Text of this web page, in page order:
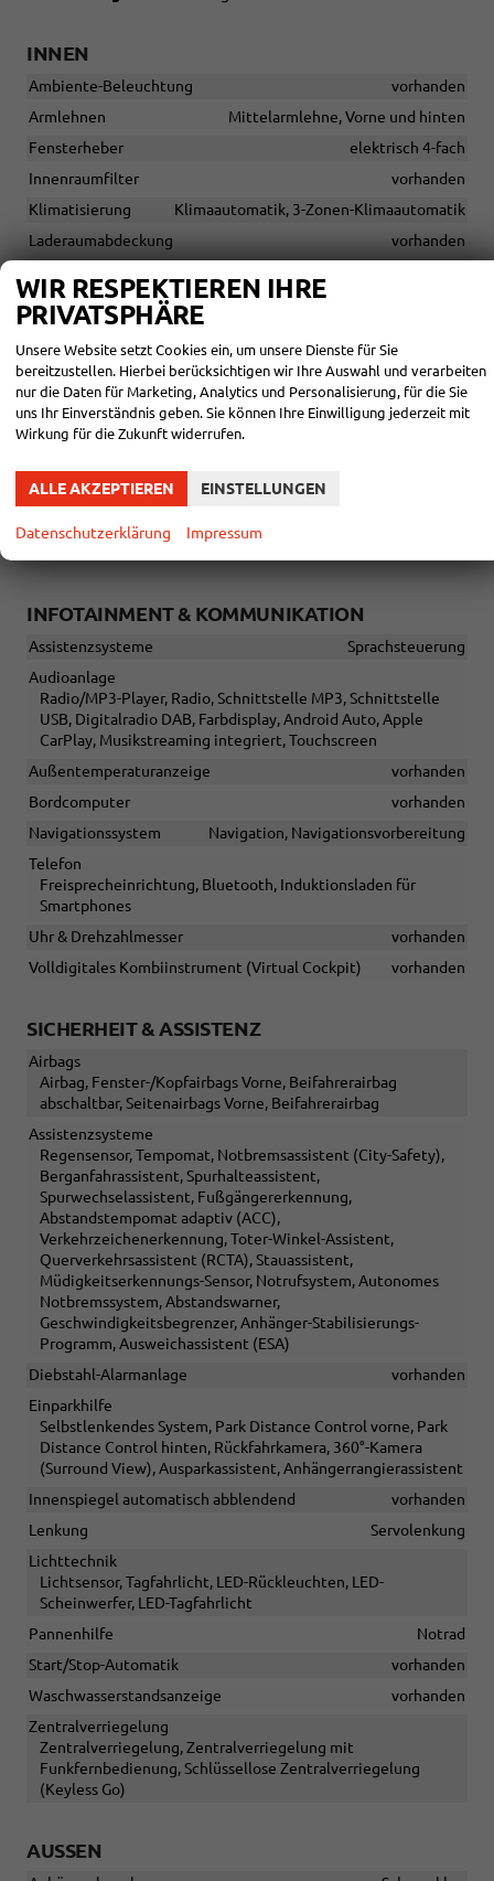
INNEN
Ambiente-Beleuchtung
vorhanden
Armlehnen
Mittelarmlehne, Vorne und hinten
Fensterheber
elektrisch 4-fach
Innenraumfilter
vorhanden
Klimatisierung
Klimaautomatik, 3-Zonen-Klimaautomatik
Laderaumabdeckung
vorhanden
in Leder, höhenverstellbar, mit Multifunktionen, mit
Lenkradheizung, mit Schaltwippen
Sitze
Komfortsitze, 7-Sitzer, 3. Sitzreihe, Isofix
(Kindersitzbefestigung), Sitzbank hinten verschiebbar,
Rücksitzbank hinten geteilt, Sitzheizung, Sitzheizung hinten,
Isofix Beifahrersitz
Sitze: Verstellbarkeit
Elektrisch verstellbarer Fahrersitz, Memorypaket,
Höhenverstellbarer Fahrer- und Beifahrersitz,
INFOTAINMENT & KOMMUNIKATION
Assistenzsysteme
Sprachsteuerung
Audioanlage
Radio/MP3-Player, Radio, Schnittstelle MP3, Schnittstelle
USB, Digitalradio DAB, Farbdisplay, Android Auto, Apple
CarPlay, Musikstreaming integriert, Touchscreen
Außentemperaturanzeige
vorhanden
Bordcomputer
vorhanden
Navigationssystem
Navigation, Navigationsvorbereitung
Telefon
Freisprecheinrichtung, Bluetooth, Induktionsladen für
Smartphones
Uhr & Drehzahlmesser
vorhanden
Volldigitales Kombiinstrument (Virtual Cockpit)
vorhanden
SICHERHEIT & ASSISTENZ
Airbags
Airbag, Fenster-/Kopfairbags Vorne, Beifahrerairbag
abschaltbar, Seitenairbags Vorne, Beifahrerairbag
Assistenzsysteme
Regensensor, Tempomat, Notbremsassistent (City-Safety),
Berganfahrassistent, Spurhalteassistent,
Spurwechselassistent, Fußgängererkennung,
Abstandstempomat adaptiv (ACC),
Verkehrzeichenerkennung, Toter-Winkel-Assistent,
Querverkehrsassistent (RCTA), Stauassistent,
Müdigkeitserkennungs-Sensor, Notrufsystem, Autonomes
Notbremssystem, Abstandswarner,
Geschwindigkeitsbegrenzer, Anhänger-Stabilisierungs-
Programm, Ausweichassistent (ESA)
Diebstahl-Alarmanlage
vorhanden
Einparkhilfe
Selbstlenkendes System, Park Distance Control vorne, Park
Distance Control hinten, Rückfahrkamera, 360°-Kamera
(Surround View), Ausparkassistent, Anhängerrangierassistent
Innenspiegel automatisch abblendend
vorhanden
Lenkung
Servolenkung
Lichttechnik
Lichtsensor, Tagfahrlicht, LED-Rückleuchten, LED-
Scheinwerfer, LED-Tagfahrlicht
Pannenhilfe
Notrad
Start/Stop-Automatik
vorhanden
Waschwasserstandsanzeige
vorhanden
Zentralverriegelung
Zentralverriegelung, Zentralverriegelung mit
Funkfernbedienung, Schlüssellose Zentralverriegelung
(Keyless Go)
AUSSEN
WIR RESPEKTIEREN IHRE
PRIVATSPHÄRE
Unsere Website setzt Cookies ein, um unsere Dienste für Sie
bereitzustellen. Hierbei berücksichtigen wir Ihre Auswahl und verarbeiten
nur die Daten für Marketing, Analytics und Personalisierung, für die Sie
uns Ihr Einverständnis geben. Sie können Ihre Einwilligung jederzeit mit
Wirkung für die Zukunft widerrufen.
ALLE AKZEPTIEREN EINSTELLUNGEN
Datenschutzerklärung Impressum